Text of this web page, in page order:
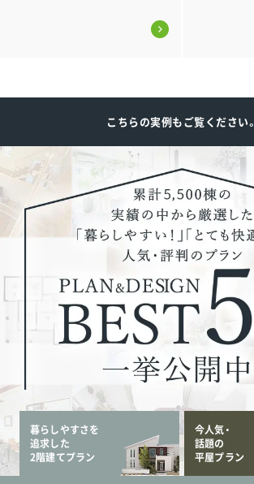
こちらの実例もご覧ください。
暮らしやすさを
追求した
2階建てプラン
今人気・
話題の
平屋プラン